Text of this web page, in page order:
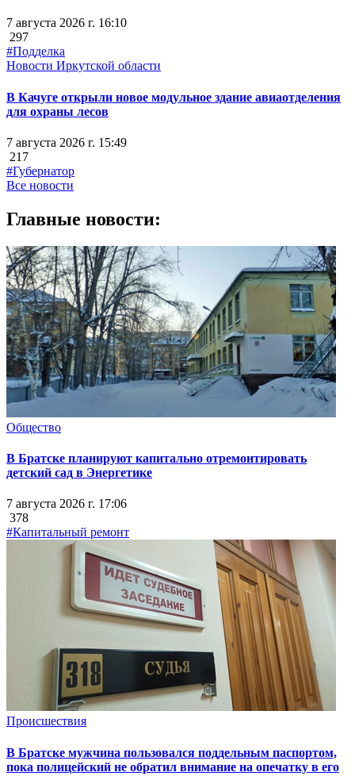
7 августа 2026 г. 16:10
297
#Подделка
Новости Иркутской области
В Качуге открыли новое модульное здание авиаотделения
для охраны лесов
7 августа 2026 г. 15:49
217
#Губернатор
Все новости
Главные новости:
Общество
В Братске планируют капитально отремонтировать
детский сад в Энергетике
7 августа 2026 г. 17:06
378
#Капитальный ремонт
Происшествия
В Братске мужчина пользовался поддельным паспортом,
пока полицейский не обратил внимание на опечатку в его